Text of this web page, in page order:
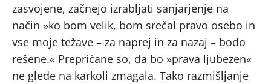
zasvojene, začnejo izrabljati sanjarjenje na
način »ko bom velik, bom srečal pravo osebo in
vse moje težave – za naprej in za nazaj – bodo
rešene.« Prepričane so, da bo »prava ljubezen«
ne glede na karkoli zmagala. Tako razmišljanje